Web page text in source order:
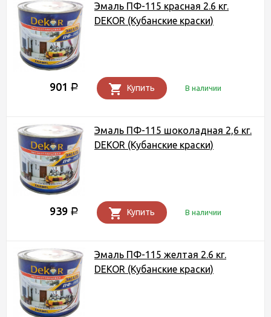
Эмаль ПФ-115 красная 2.6 кг.
DEKOR (Кубанские краски)
901 Р Купить В наличии
Эмаль ПФ-115 шоколадная 2,6 кг.
DEKOR (Кубанские краски)
939 Р Купить В наличии
Эмаль ПФ-115 желтая 2.6 кг.
DEKOR (Кубанские краски)